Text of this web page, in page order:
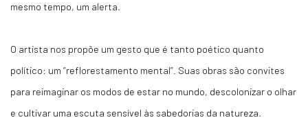
mesmo tempo, um alerta.
O artista nos propõe um gesto que é tanto poético quanto
político: um “reflorestamento mental”. Suas obras são convites
para reimaginar os modos de estar no mundo, descolonizar o olhar
e cultivar uma escuta sensível às sabedorias da natureza.